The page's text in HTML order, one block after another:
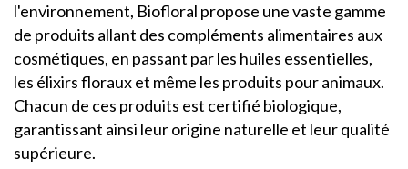
l'environnement, Biofloral propose une vaste gamme
de produits allant des compléments alimentaires aux
cosmétiques, en passant par les huiles essentielles,
les élixirs floraux et même les produits pour animaux.
Chacun de ces produits est certifié biologique,
garantissant ainsi leur origine naturelle et leur qualité
supérieure.